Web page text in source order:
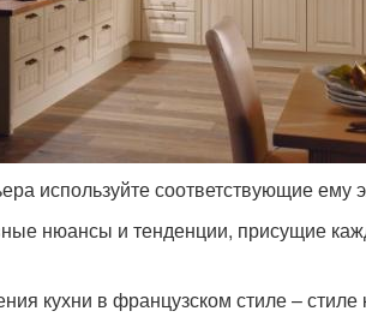
используйте соответствующие ему
нюансы и тенденции, присущие
кухни в французском стиле – стиле